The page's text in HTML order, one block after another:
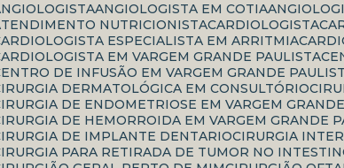
ANGIOLOGISTA ANGIOLOGISTA EM COTIA
ATENDIMENTO NUTRICIONISTA CARDIOLOGISTA
CARDIOLOGISTA ESPECIALISTA EM ARRITMIA
CARDIOLOGISTA EM VARGEM GRANDE PAULISTA
CENTRO DE INFUSÃO EM VARGEM GRANDE
CIRURGIA DERMATOLÓGICA EM CONSULTÓRIO
CIRURGIA DE ENDOMETRIOSE EM VARGEM
CIRURGIA DE HEMORROIDA EM VARGEM GRANDE
CIRURGIA DE IMPLANTE DENTARIO CIRURGIA
CIRURGIA PARA RETIRADA DE TUMOR NO